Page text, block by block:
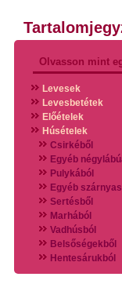
Olvasson mint
Levesek
Levesbetétek
Előételek
Húsételek
Csirkéből
Egyéb
Pulykából
Egyéb szárnyas
Sertésből
Marhából
Vadhúsból
Belsőségekből
Hentesárukból